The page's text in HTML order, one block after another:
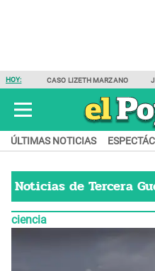
HOY: CASO LIZETH MARZANO
ÚLTIMAS NOTICIAS
Noticias de Tercera
ciencia